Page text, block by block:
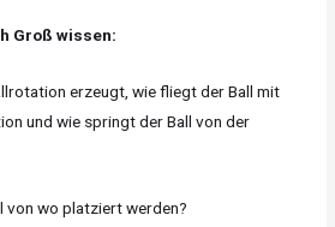
Groß wissen:
erzeugt, wie fliegt der Ball mit
und wie springt der Ball von der
von wo platziert werden?